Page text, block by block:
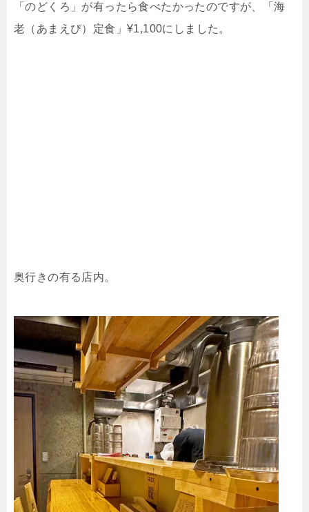
「のどくろ」が有ったら食べたかったのですが、「海
老（あまえび）定食」¥1,100にしました。
奥行きの有る店内。